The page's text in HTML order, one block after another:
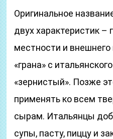
Оригинальное
двух характеристик –
местности и
«грана» с
«зернистый». Позже
применять ко всем
сырам. Итальянцы
супы, пасту, пиццу и